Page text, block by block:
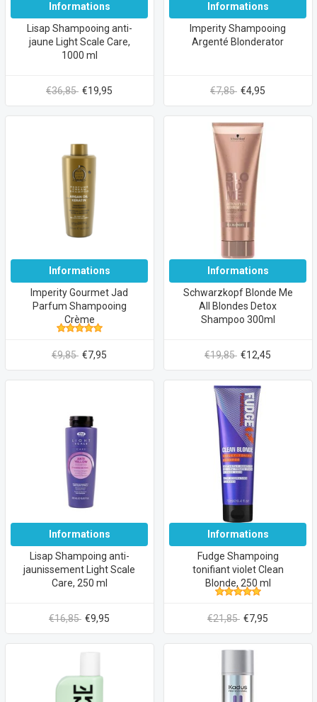
Informations
Lisap Shampooing anti-
jaune Light Scale Care,
1000 ml
€36,85 €19,95
Informations
Imperity Shampooing
Argenté Blonderator
€7,85 €4,95
Informations
Imperity Gourmet Jad
Parfum Shampooing
Crème
€9,85 €7,95
Informations
Schwarzkopf Blonde Me
All Blondes Detox
Shampoo 300ml
€19,85 €12,45
Informations
Lisap Shampoing anti-
jaunissement Light Scale
Care, 250 ml
€16,85 €9,95
Informations
Fudge Shampoing
tonifiant violet Clean
Blonde, 250 ml
€21,85 €7,95